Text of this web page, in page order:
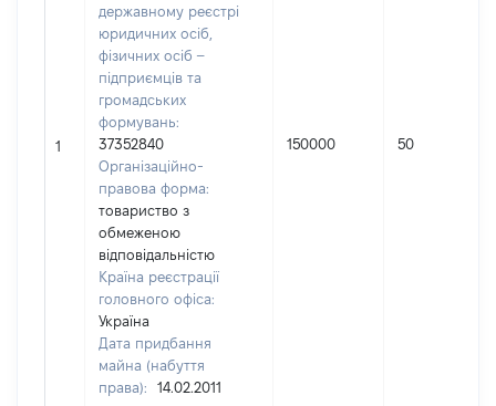
1
державному реєстрі
юридичних осіб,
фізичних осіб –
підприємців та
громадських
формувань:
37352840
Організаційно-
правова форма:
товариство з
обмеженою
відповідальністю
Країна реєстрації
головного офіса:
Україна
Дата придбання
майна (набуття
права):
14.02.2011
150000 50